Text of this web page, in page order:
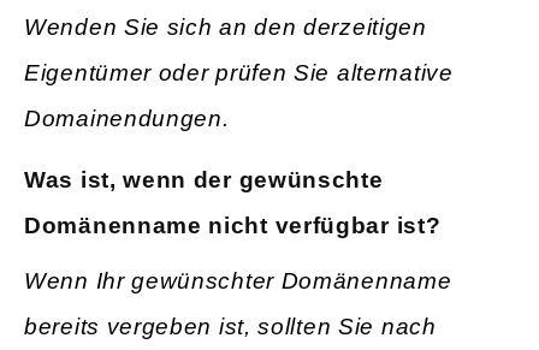
Wenden Sie sich an den derzeitigen
Eigentümer oder prüfen Sie alternative
Domainendungen.
Was ist, wenn der gewünschte
Domänenname nicht verfügbar ist?
Wenn Ihr gewünschter Domänenname
bereits vergeben ist, sollten Sie nach